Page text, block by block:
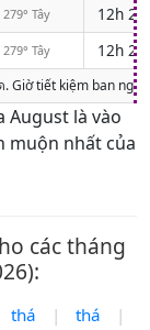
279° Tây
12h
279° Tây 12h
Giờ tiết kiệm ban
August là vào
muộn nhất của
các tháng
thá | thá
|